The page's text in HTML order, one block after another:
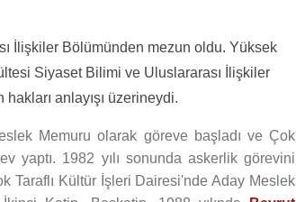
İlişkiler Bölümünden mezun oldu. Yüksek
Siyaset Bilimi ve Uluslararası İlişkiler
hakları anlayışı üzerineydi.
Memuru olarak göreve başladı ve Çok
yaptı. 1982 yılı sonunda askerlik görevini
Taraflı Kültür İşleri Dairesi'nde Aday Meslek